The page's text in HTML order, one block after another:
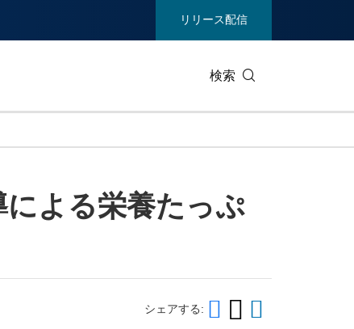
リリース配信
検索
エンターテイメント/メディア
よる栄養たっぷ
シェアする: